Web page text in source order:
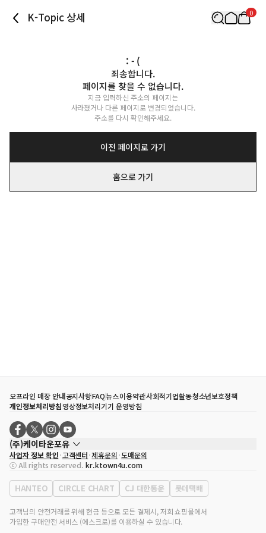
K-Topic 상세 0
: - (
죄송합니다.
페이지를 찾을 수 없습니다.
지금 입력하신 주소의 페이지는
사라졌거나 다른 페이지로 변경되었습니다.
주소를 다시 확인해주세요.
이전 페이지로 가기
홈으로 가기
오프라인 매장 안내공지사항FAQ뉴스이용약관사회적기업활동청소년보호정책
개인정보처리방침영상정보처리기기 운영방침
(주)케이타운포유
대표자
송효민
사업자등록번호
120-87-71116
통신판매업 신고번호 제2011-서울강남-02223
대표전화
02-552-9855
사업자 정보 확인 고객센터 제휴문의 도매문의
ⓒ All rights reserved. kr.ktown4u.com
HANTEO CIRCLE CHART CJ 대한통운 롯데택배
고객님의 안전거래를 위해 현금 등으로 모든 결제시, 저희 쇼핑몰에서
가입한 구매안전 서비스 (에스크로)를 이용하실 수 있습니다.